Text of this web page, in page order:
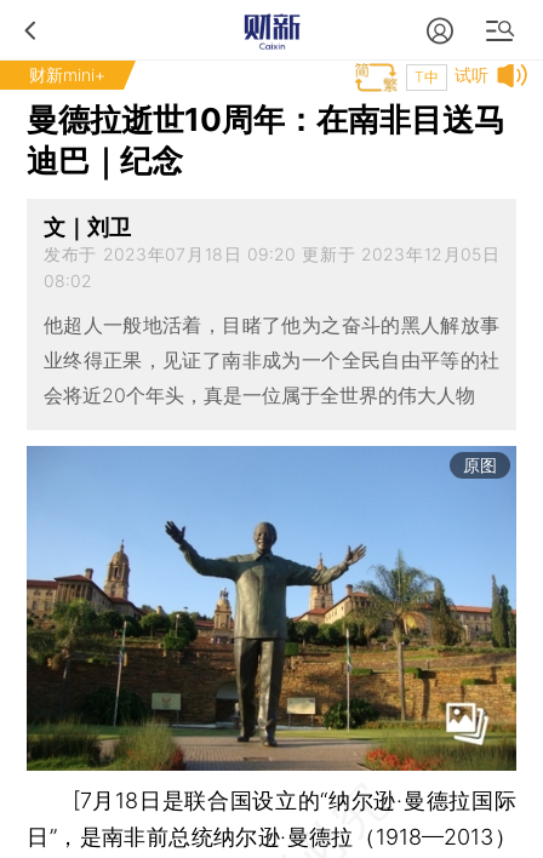
财新mini+ 试听
T中
曼德拉逝世10周年：在南非目送马
迪巴｜纪念
文｜刘卫
发布于 2023年07月18日 09:20 更新于 2023年12月05日
08:02
他超人一般地活着，目睹了他为之奋斗的黑人解放事
业终得正果，见证了南非成为一个全民自由平等的社
会将近20个年头，真是一位属于全世界的伟大人物
原图
[7月18日是联合国设立的“纳尔逊·曼德拉国际
日”，是南非前总统纳尔逊·曼德拉（1918—2013）